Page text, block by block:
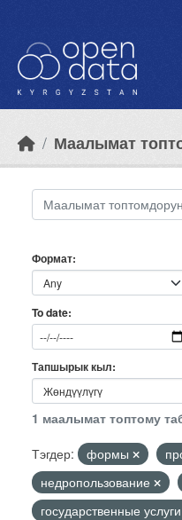
Маалымат
Формат
To date
Тапшырык кыл
1 маалымат топтому
Тэгдер:
формы
недропользование
государственные услуги